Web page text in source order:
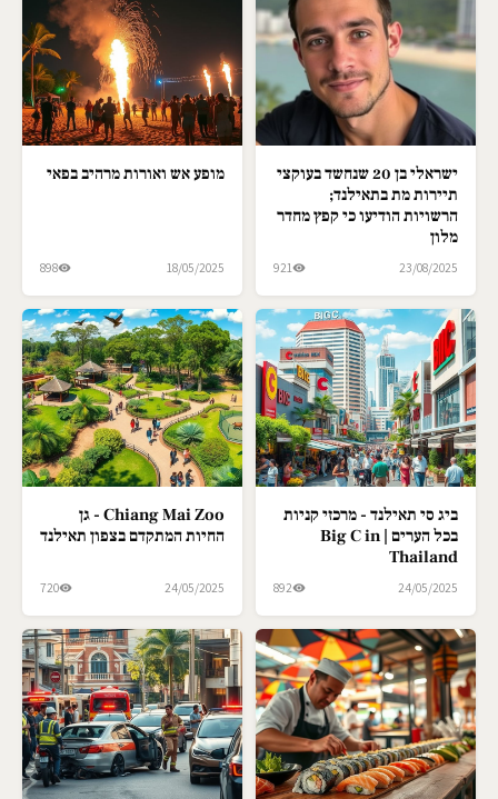
ישראלי בן 20 שנחשד בעוקצי
תיירות מת בתאילנד;
הרשויות הודיעו כי קפץ מחדר
מלון
23/08/2025
921
מופע אש ואורות מרהיב בפאי
18/05/2025
898
ביג סי תאילנד - מרכזי קניות
בכל הערים | Big C in
Thailand
24/05/2025
892
Chiang Mai Zoo - גן
החיות המתקדם בצפון תאילנד
24/05/2025
720